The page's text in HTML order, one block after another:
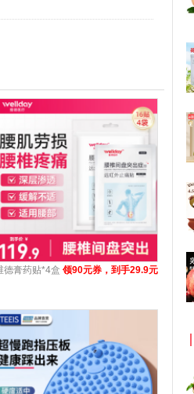
德膏药贴*4盒 领90元券，到手29.9元